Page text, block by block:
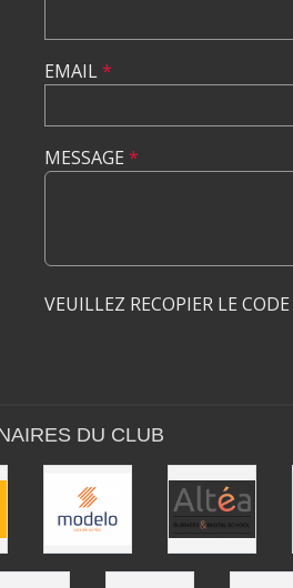
EMAIL*
MESSAGE *
VEUILLEZ RECOPIER LE CODE
DU CLUB